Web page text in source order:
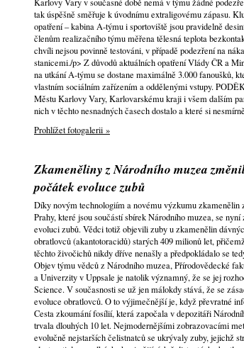
Karlovy Vary v současné době nemá v týmu žádné
tak úspěšně směřuje k úvodnímu extraligovému zápasu.
opatření – kabina A-týmu i sportoviště jsou pravidelně
členům realizačního týmu měřena tělesná teplota
chvíli nejsou povinně testováni, v případě podezření na
stanicemi./p> Z důvodů aktuálních opatření Vlády ČR a
na utkání A-týmu se dostane maximálně 3.000 fanoušků,
vlastním sociálním zařízením a oddělenými vstupy.
Městu Karlovy Vary, Karlovarskému kraji i všem dalším
nich v těchto nesnadných časech dostalo a které si
Prohlížet fotogalerii »
Zkameněliny z Národního muzea
počátek evoluce zubů
Díky novým technologiím a novému výzkumu zkamenělin
Prahy, které jsou součástí sbírek Národního muzea, se
evoluci zubů. Vědci totiž objevili zuby u zkamenělin
obratlovců (akantotoracidů) starých 409 milionů let,
těchto živočichů nikdy dříve nenašly a předpokládalo se
Objev týmu vědců z Národního muzea, Přírodovědecké
a Univerzity v Uppsale je natolik významný, že se jej
Science. V současnosti se už jen málokdy stává, že se
evoluce obratlovců. O to výjimečnější je, když převratné
Cesta zkoumání fosílií, která započala v depozitáři
trvala dlouhých 10 let. Nejmodernějšími zobrazovacími
evolučně nejstarších čelistnatců se ukrývaly zuby, jejichž